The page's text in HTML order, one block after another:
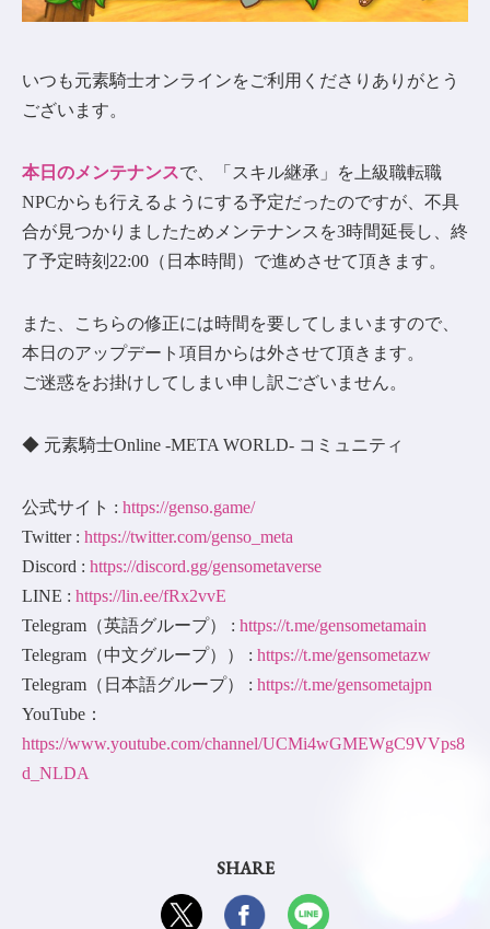
いつも元素騎士オンラインをご利用くださりありがとう
ございます。
本日のメンテナンスで、「スキル継承」を上級職転職
NPCからも行えるようにする予定だったのですが、不具
合が見つかりましたためメンテナンスを3時間延長し、終
了予定時刻22:00（日本時間）で進めさせて頂きます。
また、こちらの修正には時間を要してしまいますので、
本日のアップデート項目からは外させて頂きます。
ご迷惑をお掛けしてしまい申し訳ございません。
◆ 元素騎士Online -META WORLD- コミュニティ
公式サイト : https://genso.game/
Twitter : https://twitter.com/genso_meta
Discord : https://discord.gg/gensometaverse
LINE : https://lin.ee/fRx2vvE
Telegram（英語グループ） : https://t.me/gensometamain
Telegram（中文グループ）） : https://t.me/gensometazw
Telegram（日本語グループ） : https://t.me/gensometajpn
YouTube：
https://www.youtube.com/channel/UCMi4wGMEWgC9VVps8
d_NLDA
SHARE